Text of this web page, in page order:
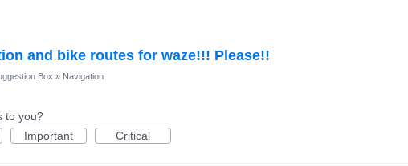
and bike routes for waze!!! Please!!
Box » Navigation
to you?
Important Critical